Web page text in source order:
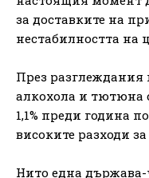
за доставките на
нестабилността на
През разглеждания
алкохола и тютюна
1,1% преди година
високите разходи
Нито една